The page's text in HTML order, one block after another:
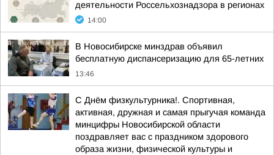
деятельности Россельхознадзора в регионах
14:00
В Новосибирске минздрав объявил
бесплатную диспансеризацию для 65-летних
13:46
С Днём физкультурника!. Спортивная,
активная, дружная и самая прыгучая команда
минцифры Новосибирской области
поздравляет вас с праздником здорового
образа жизни, физической культуры и